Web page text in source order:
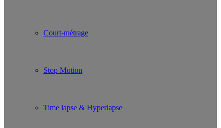
Court-métrage
Stop Motion
Time lapse & Hyperlapse